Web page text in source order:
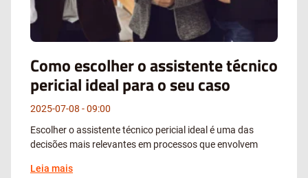
Como escolher o assistente técnico
pericial ideal para o seu caso
2025-07-08
09:00
Escolher o assistente técnico pericial ideal é uma das
decisões mais relevantes em processos que envolvem
Leia mais